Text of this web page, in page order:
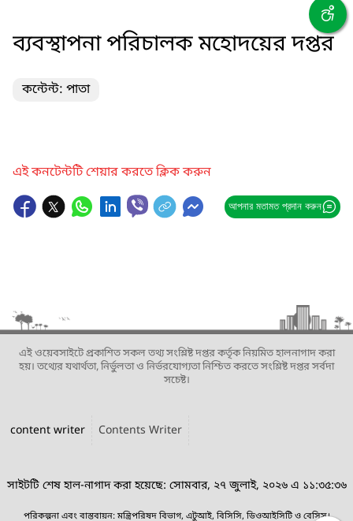
ব্যবস্থাপনা পরিচালক মহোদয়ের দপ্তর
কন্টেন্ট: পাতা
এই কনটেন্টটি শেয়ার করতে ক্লিক করুন
আপনার মতামত প্রদান করুন
এই ওয়েবসাইটে প্রকাশিত সকল তথ্য সংশ্লিষ্ট দপ্তর কর্তৃক নিয়মিত হালনাগাদ করা
হয়। তথ্যের যথার্থতা, নির্ভুলতা ও নির্ভরযোগ্যতা নিশ্চিত করতে সংশ্লিষ্ট দপ্তর সর্বদা
সচেষ্ট।
content writer Contents Writer
সাইটটি শেষ হাল-নাগাদ করা হয়েছে: সোমবার, ২৭ জুলাই, ২০২৬ এ ১১:৩৫:৩৬
পরিকল্পনা এবং বাস্তবায়ন: মন্ত্রিপরিষদ বিভাগ, এটুআই, বিসিসি, ডিওআইসিটি ও বেসিস।